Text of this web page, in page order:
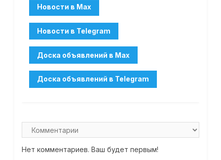
Нет комментариев. Ваш будет первым!